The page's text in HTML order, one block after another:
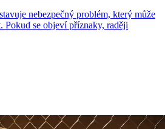
nebezpečný problém, který může
se objeví příznaky, raději